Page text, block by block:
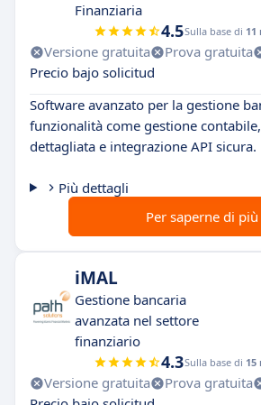
Finanziaria
4.5Sulla base di 11
Versione gratuita Prova gratuita
Precio bajo solicitud
Software avanzato per la gestione
funzionalità come gestione
dettagliata e integrazione API sicura.
Più dettagli
Per saperne di più
iMAL
Gestione bancaria
avanzata nel settore
finanziario
4.3Sulla base di 15
Versione gratuita Prova gratuita